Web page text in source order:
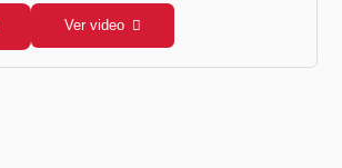
Ver video